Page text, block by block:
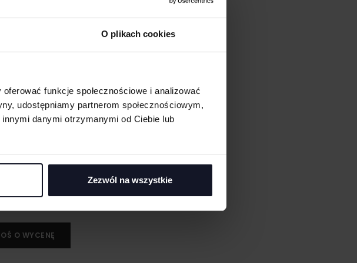
O plikach cookies
funkcje społecznościowe i analizować
udostępniamy partnerom społecznościowym,
danymi otrzymanymi od Ciebie lub
Zezwól na wszystkie
lub współpracy, nasi
O WYCENĘ